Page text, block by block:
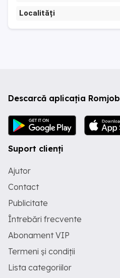
Localități
Descarcă aplicația Romjob
Suport clienți
Ajutor
Contact
Publicitate
Întrebări frecvente
Abonament VIP
Termeni și condiții
Lista categoriilor